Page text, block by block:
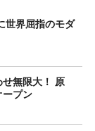
世界屈指のモダ
無限大！ 原
ープン